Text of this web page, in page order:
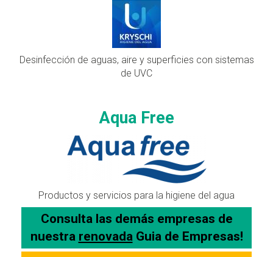
Desinfección de aguas, aire y superficies con sistemas
de UVC
Aqua Free
Productos y servicios para la higiene del agua
Consulta las demás empresas de
nuestra renovada Guia de Empresas!